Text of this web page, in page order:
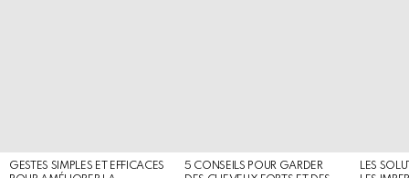
GESTES SIMPLES ET EFFICACES
5 CONSEILS POUR GARDER
LES